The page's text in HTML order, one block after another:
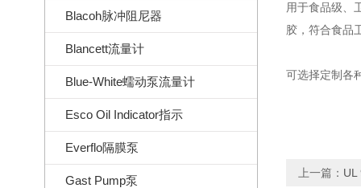
Blacoh脉冲阻尼器
Blancett流量计
Blue-White蠕动泵流量计
Esco Oil Indicator指示
Everflo隔膜泵
Gast Pump泵
用于食品级、
胶，符合食品
可选择定制各
上一篇： UL